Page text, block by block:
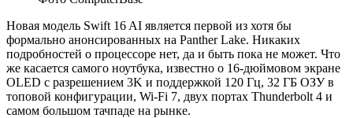
Новая модель Swift 16 AI является первой из хотя бы
формально анонсированных на Panther Lake. Никаких
подробностей о процессоре нет, да и быть пока не может. Что
же касается самого ноутбука, известно о 16-дюймовом экране
OLED с разрешением 3K и поддержкой 120 Гц, 32 ГБ ОЗУ в
топовой конфигурации, Wi-Fi 7, двух портах Thunderbolt 4 и
самом большом тачпаде на рынке.